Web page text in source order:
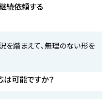
続依頼する
を踏まえて、無理のない形を
は可能ですか？